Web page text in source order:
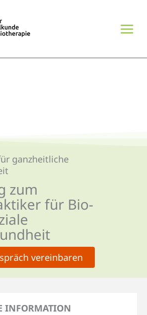
ganzheitliche
zum
für Bio-
vereinbaren
INFORMATION